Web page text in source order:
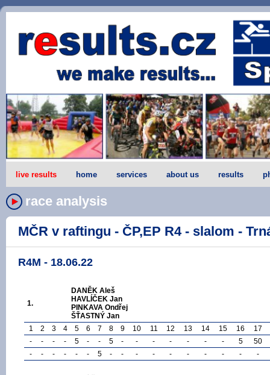
live results home services about us results
race analysis
MČR v raftingu - ČP,EP R4 - slalom -
R4M - 18.06.22
1.
DANĚK Aleš
HAVLÍČEK Jan
PINKAVA Ondřej
ŠŤASTNÝ Jan
1
2 3 4 5 6 7 8 9 10 11 12 13 14 15 16
17
-
- - - 5 - - 5 - - - - - - - 5
50
-
- - - - - 5 - - - - - - - - - -